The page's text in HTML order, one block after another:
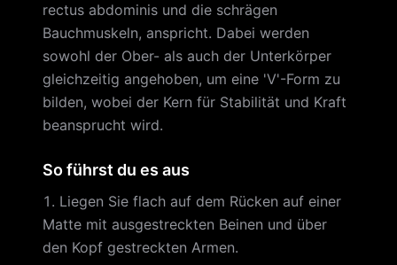
rectus abdominis und die schrägen
Bauchmuskeln, anspricht. Dabei werden
sowohl der Ober- als auch der Unterkörper
gleichzeitig angehoben, um eine 'V'-Form zu
bilden, wobei der Kern für Stabilität und Kraft
beansprucht wird.
So führst du es aus
Liegen Sie flach auf dem Rücken auf einer
Matte mit ausgestreckten Beinen und über
den Kopf gestreckten Armen.